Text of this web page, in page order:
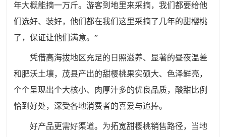
年大概能摘一万斤。游客到地里来采摘，我们都要给他
们选好、装好，他们都在我们这里采摘了几年的甜樱桃
了，保证让他们满意。”
凭借高海拔地区充足的日照滋养、显著的昼夜温差
和肥沃土壤，茂县产出的甜樱桃果实硕大、色泽鲜亮，
个个呈现出个大核小、肉厚汁多的优良品质，酸甜比例
恰到好处，深受各地消费者的喜爱与追捧。
好产品更需好渠道。为拓宽甜樱桃销售路径，当地